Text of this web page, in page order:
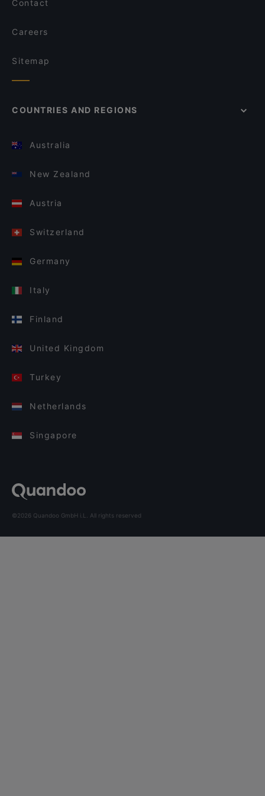
Contact
Careers
Sitemap
COUNTRIES AND REGIONS
Australia
New Zealand
Austria
Switzerland
Germany
Italy
Finland
United Kingdom
Turkey
Netherlands
Singapore
©2026 Quandoo GmbH i.L. All rights reserved